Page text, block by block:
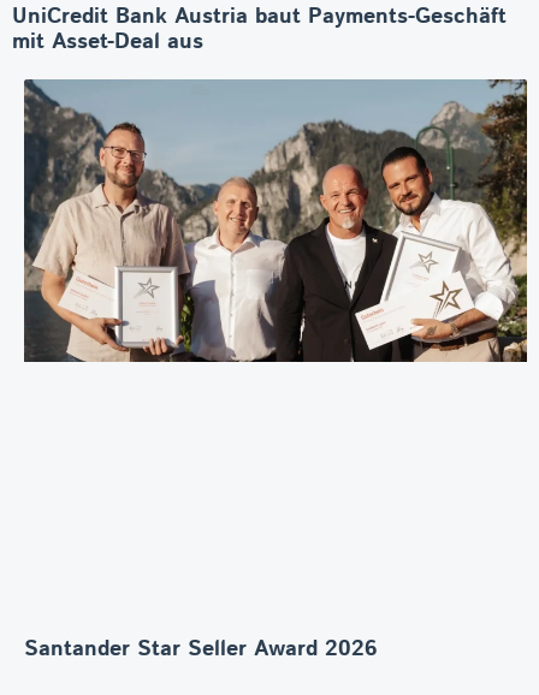
UniCredit Bank Austria baut Payments-Geschäft
mit Asset-Deal aus
Santander Star Seller Award 2026